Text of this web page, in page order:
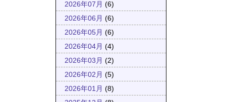
2026年07月 (6)
2026年06月 (6)
2026年05月 (6)
2026年04月 (4)
2026年03月 (2)
2026年02月 (5)
2026年01月 (8)